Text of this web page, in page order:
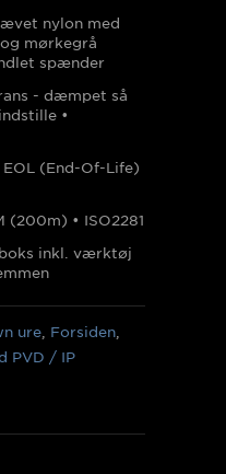
nylon med
mørkegrå
spænder
- dæmpet så
•
(End-Of-Life)
(200m) • ISO2281
inkl. værktøj
ure Forsiden
PVD / IP